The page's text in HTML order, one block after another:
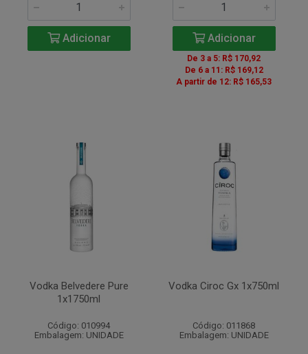
Adicionar Adicionar
De 3 a 5: R$ 170,92
De 6 a 11: R$ 169,12
A partir de 12: R$ 165,53
Vodka Belvedere Pure
1x1750ml
Código: 010994
Embalagem: UNIDADE
Vodka Ciroc Gx 1x750ml
Código: 011868
Embalagem: UNIDADE